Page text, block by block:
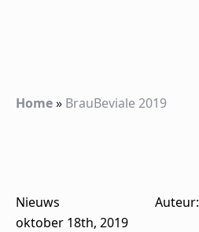
Home» BrauBeviale 2019
Nieuws
oktober 18th, 2019
Auteur: